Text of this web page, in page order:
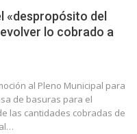
«despropósito del
lo cobrado a
al Pleno Municipal para
de basuras para el
las cantidades cobradas de